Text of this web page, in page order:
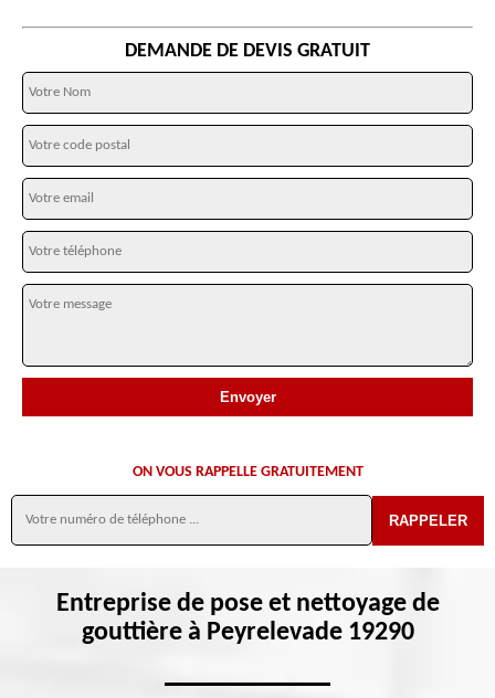
DEMANDE DE DEVIS GRATUIT
ON VOUS RAPPELLE GRATUITEMENT
Entreprise de pose et nettoyage de
gouttière à Peyrelevade 19290